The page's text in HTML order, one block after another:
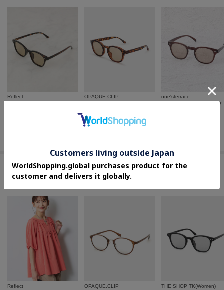
Reflect
OPAQUE.CLIP
30%OFF
one'sterrace
カラーサングラス PY2837
この商品を見た人はコチラの商品も
チェックしています
Reflect
OPAQUE.CLIP
THE SHOP TK(Women)